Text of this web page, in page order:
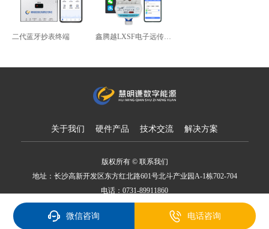
二代蓝牙抄表终端 鑫腾越LXSF电子远传智能水表
关于我们 硬件产品 技术交流 解决方案
版权所有 © 联系我们
地址：长沙高新开发区东方红北路601号北斗产业园A-1栋702-704
电话：0731-89911860
备案号：湘ICP备18007650号
微信咨询 电话咨询